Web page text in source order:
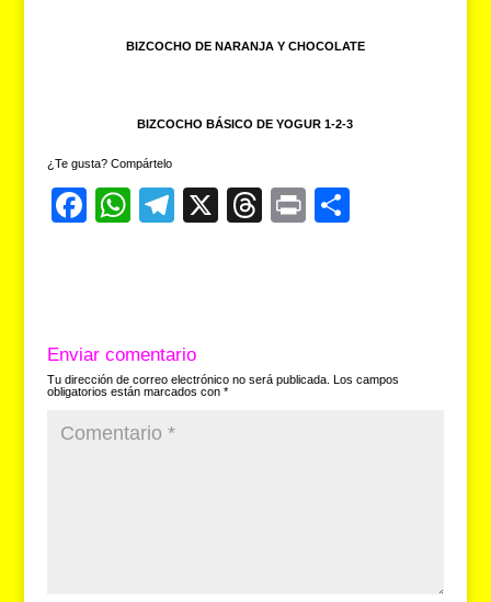
BIZCOCHO DE NARANJA Y CHOCOLATE
BIZCOCHO BÁSICO DE YOGUR 1-2-3
¿Te gusta? Compártelo
F
b
o
k
W
A
p
p
T
a
m
X
T
s
Pr
tir
Enviar comentario
Tu dirección de correo electrónico no será publicada. Los campos
obligatorios están marcados con *